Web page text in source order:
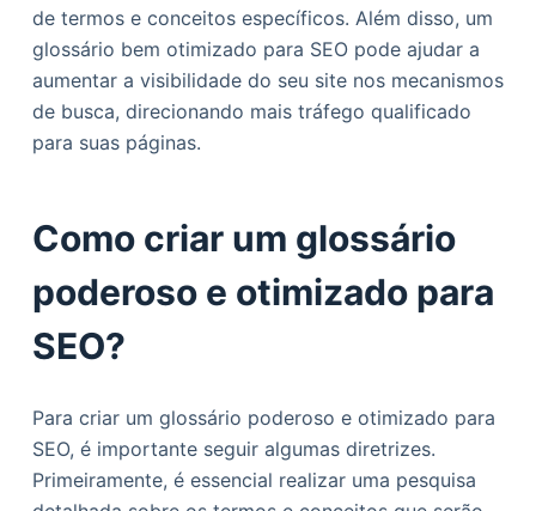
de termos e conceitos específicos. Além disso, um
glossário bem otimizado para SEO pode ajudar a
aumentar a visibilidade do seu site nos mecanismos
de busca, direcionando mais tráfego qualificado
para suas páginas.
Como criar um glossário
poderoso e otimizado para
SEO?
Para criar um glossário poderoso e otimizado para
SEO, é importante seguir algumas diretrizes.
Primeiramente, é essencial realizar uma pesquisa